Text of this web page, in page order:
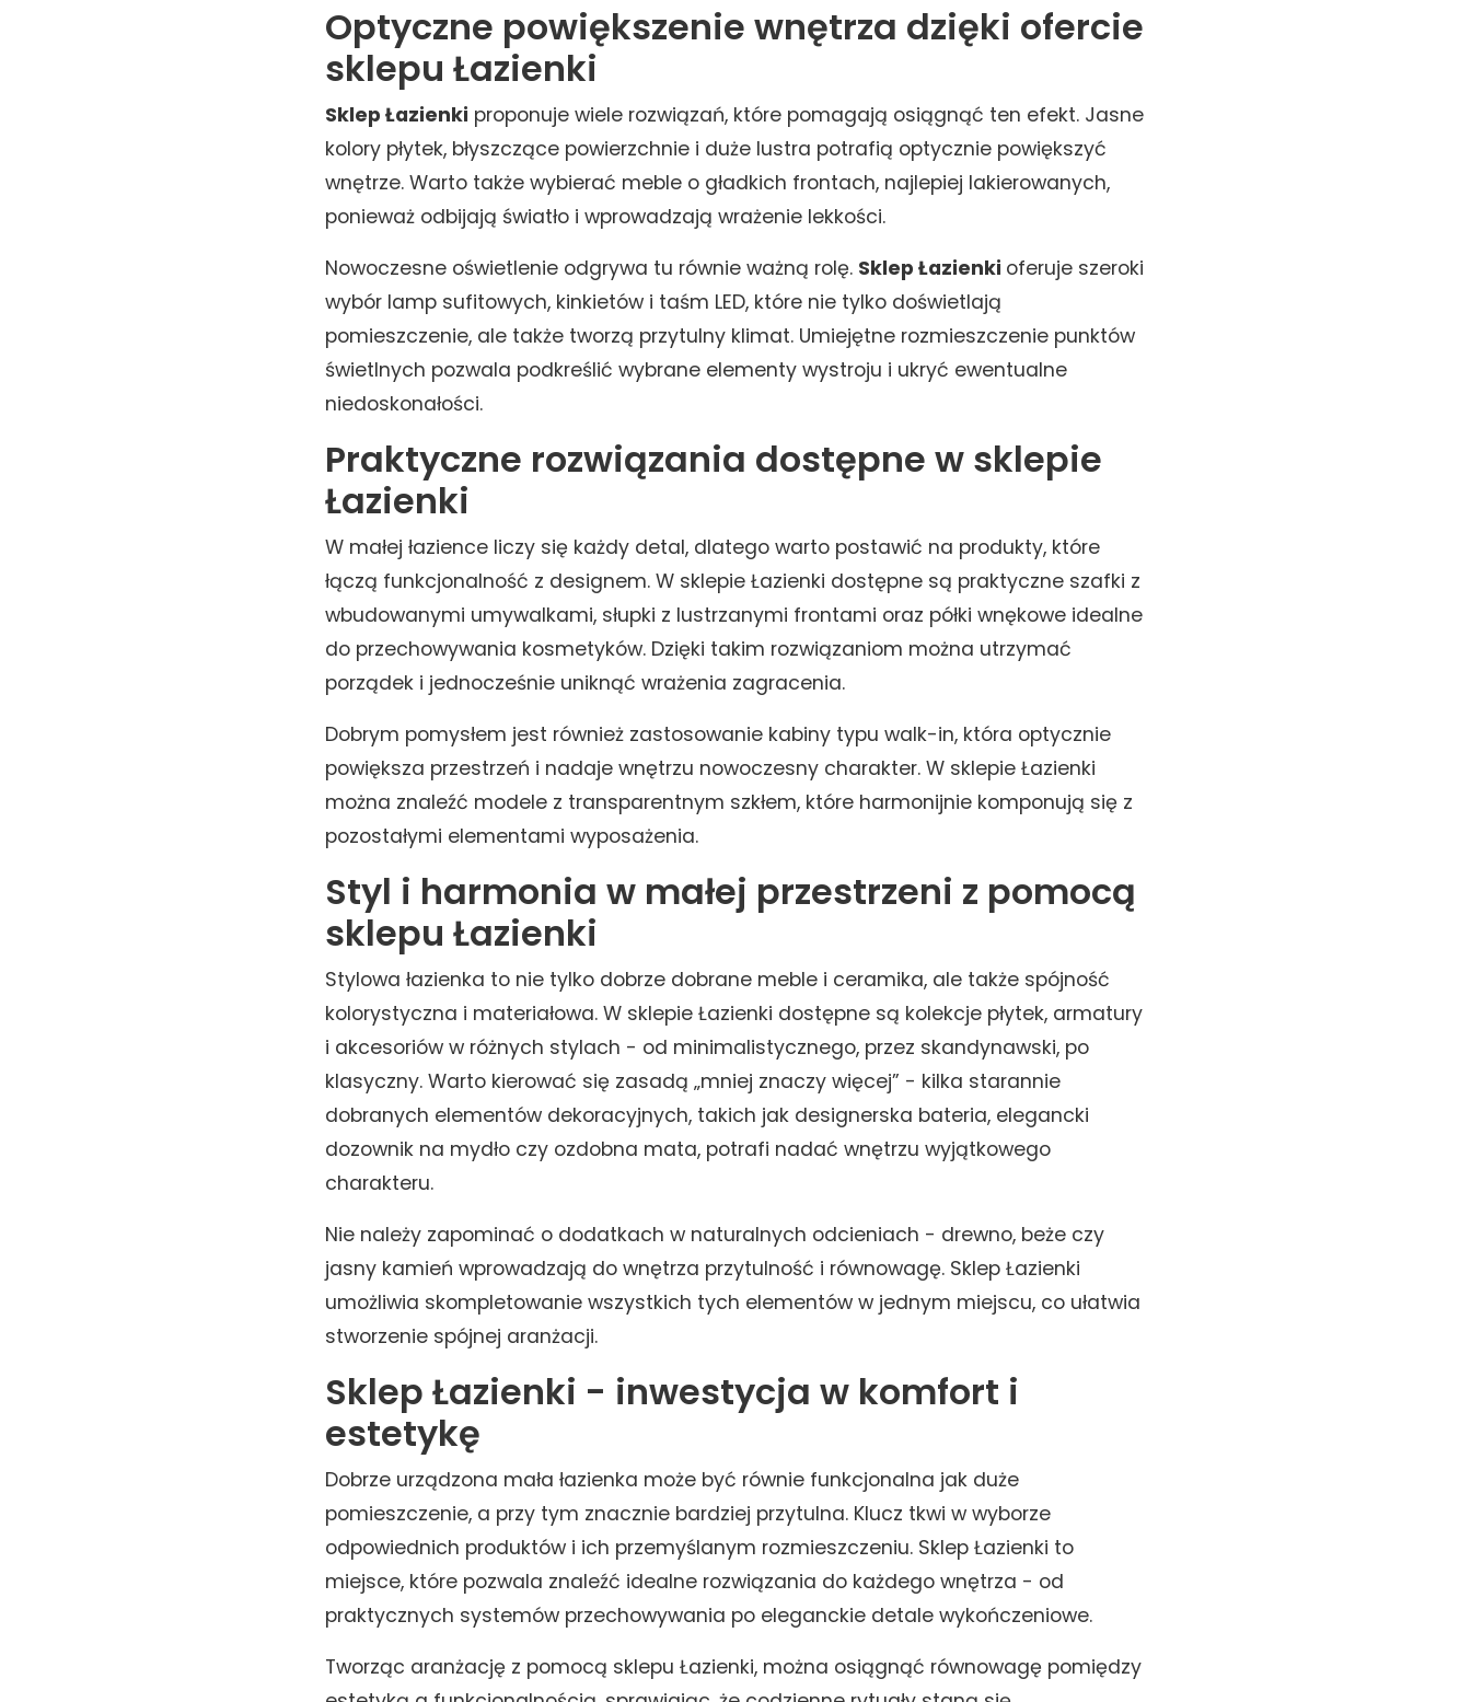
Optyczne powiększenie wnętrza dzięki ofercie
sklepu Łazienki
Sklep Łazienki proponuje wiele rozwiązań, które pomagają osiągnąć ten efekt. Jasne
kolory płytek, błyszczące powierzchnie i duże lustra potrafią optycznie powiększyć
wnętrze. Warto także wybierać meble o gładkich frontach, najlepiej lakierowanych,
ponieważ odbijają światło i wprowadzają wrażenie lekkości.
Nowoczesne oświetlenie odgrywa tu równie ważną rolę. Sklep Łazienki oferuje szeroki
wybór lamp sufitowych, kinkietów i taśm LED, które nie tylko doświetlają
pomieszczenie, ale także tworzą przytulny klimat. Umiejętne rozmieszczenie punktów
świetlnych pozwala podkreślić wybrane elementy wystroju i ukryć ewentualne
niedoskonałości.
Praktyczne rozwiązania dostępne w sklepie
Łazienki
W małej łazience liczy się każdy detal, dlatego warto postawić na produkty, które
łączą funkcjonalność z designem. W sklepie Łazienki dostępne są praktyczne szafki z
wbudowanymi umywalkami, słupki z lustrzanymi frontami oraz półki wnękowe idealne
do przechowywania kosmetyków. Dzięki takim rozwiązaniom można utrzymać
porządek i jednocześnie uniknąć wrażenia zagracenia.
Dobrym pomysłem jest również zastosowanie kabiny typu walk-in, która optycznie
powiększa przestrzeń i nadaje wnętrzu nowoczesny charakter. W sklepie Łazienki
można znaleźć modele z transparentnym szkłem, które harmonijnie komponują się z
pozostałymi elementami wyposażenia.
Styl i harmonia w małej przestrzeni z pomocą
sklepu Łazienki
Stylowa łazienka to nie tylko dobrze dobrane meble i ceramika, ale także spójność
kolorystyczna i materiałowa. W sklepie Łazienki dostępne są kolekcje płytek, armatury
i akcesoriów w różnych stylach - od minimalistycznego, przez skandynawski, po
klasyczny. Warto kierować się zasadą „mniej znaczy więcej” - kilka starannie
dobranych elementów dekoracyjnych, takich jak designerska bateria, elegancki
dozownik na mydło czy ozdobna mata, potrafi nadać wnętrzu wyjątkowego
charakteru.
Nie należy zapominać o dodatkach w naturalnych odcieniach - drewno, beże czy
jasny kamień wprowadzają do wnętrza przytulność i równowagę. Sklep Łazienki
umożliwia skompletowanie wszystkich tych elementów w jednym miejscu, co ułatwia
stworzenie spójnej aranżacji.
Sklep Łazienki - inwestycja w komfort i
estetykę
Dobrze urządzona mała łazienka może być równie funkcjonalna jak duże
pomieszczenie, a przy tym znacznie bardziej przytulna. Klucz tkwi w wyborze
odpowiednich produktów i ich przemyślanym rozmieszczeniu. Sklep Łazienki to
miejsce, które pozwala znaleźć idealne rozwiązania do każdego wnętrza - od
praktycznych systemów przechowywania po eleganckie detale wykończeniowe.
Tworząc aranżację z pomocą sklepu Łazienki, można osiągnąć równowagę pomiędzy